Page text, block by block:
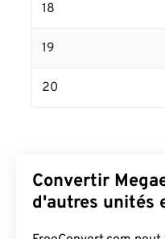
18
19
20
Convertir
d'autres unités